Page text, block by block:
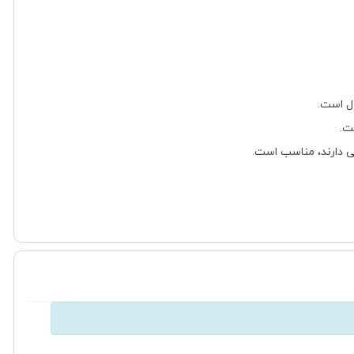
است.
دارند، مناسب است.